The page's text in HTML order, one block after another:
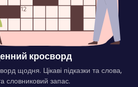
кросворд
щодня. Цікаві підказки та слова,
словниковий запас.